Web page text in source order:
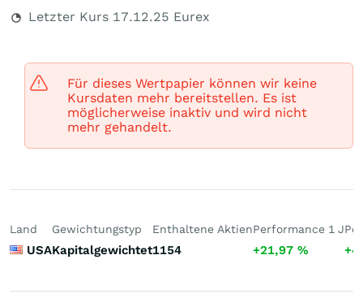
Letzter Kurs 17.12.25 Eurex
Für dieses Wertpapier können wir keine
Kursdaten mehr bereitstellen. Es ist
möglicherweise inaktiv und wird nicht
mehr gehandelt.
Land
USA
Gewichtungstyp
Kapitalgewichtet
Enthaltene Aktien
1154
Performance 1 J
+21,97 %